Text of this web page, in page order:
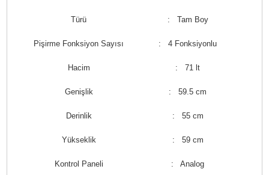
Türü : Tam Boy
Pişirme Fonksiyon Sayısı : 4 Fonksiyonlu
Hacim : 71 lt
Genişlik : 59.5 cm
Derinlik : 55 cm
Yükseklik : 59 cm
Kontrol Paneli : Analog